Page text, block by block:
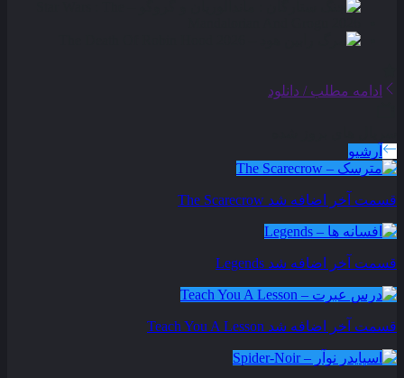
ادامه مطلب / دانلود
آرشیو
قسمت آخر اضافه شد The Scarecrow
قسمت آخر اضافه شد Legends
قسمت آخر اضافه شد Teach You A Lesson